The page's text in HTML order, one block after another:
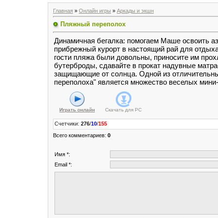
Главная » Онлайн игры » Аркады и экшн
Пляжный переполох
Динамичная бегалка: помогаем Маше освоить
прибрежный курорт в настоящий рай для
гости пляжа были довольны, приносите им
бутерброды, сдавайте в прокат надувные
защищающие от солнца. Одной из
переполоха" является множество веселых
Играть онлайн Скачать для PC
Счетчики: 276/10/155
Всего комментариев: 0
Имя *:
Email *: